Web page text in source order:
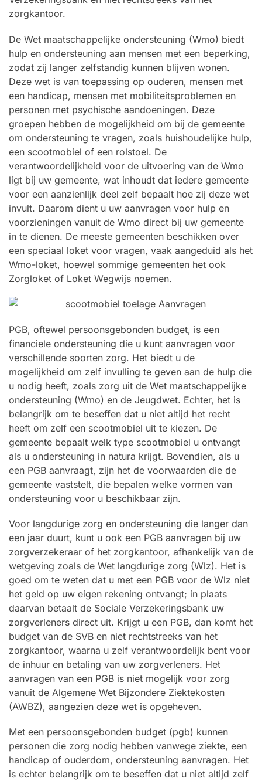
zorgkantoor.
De Wet maatschappelijke ondersteuning (Wmo) biedt
hulp en ondersteuning aan mensen met een beperking,
zodat zij langer zelfstandig kunnen blijven wonen.
Deze wet is van toepassing op ouderen, mensen met
een handicap, mensen met mobiliteitsproblemen en
personen met psychische aandoeningen. Deze
groepen hebben de mogelijkheid om bij de gemeente
om ondersteuning te vragen, zoals huishoudelijke hulp,
een scootmobiel of een rolstoel. De
verantwoordelijkheid voor de uitvoering van de Wmo
ligt bij uw gemeente, wat inhoudt dat iedere gemeente
voor een aanzienlijk deel zelf bepaalt hoe zij deze wet
invult. Daarom dient u uw aanvragen voor hulp en
voorzieningen vanuit de Wmo direct bij uw gemeente
in te dienen. De meeste gemeenten beschikken over
een speciaal loket voor vragen, vaak aangeduid als het
Wmo-loket, hoewel sommige gemeenten het ook
Zorgloket of Loket Wegwijs noemen.
PGB, oftewel persoonsgebonden budget, is een
financiele ondersteuning die u kunt aanvragen voor
verschillende soorten zorg. Het biedt u de
mogelijkheid om zelf invulling te geven aan de hulp die
u nodig heeft, zoals zorg uit de Wet maatschappelijke
ondersteuning (Wmo) en de Jeugdwet. Echter, het is
belangrijk om te beseffen dat u niet altijd het recht
heeft om zelf een scootmobiel uit te kiezen. De
gemeente bepaalt welk type scootmobiel u ontvangt
als u ondersteuning in natura krijgt. Bovendien, als u
een PGB aanvraagt, zijn het de voorwaarden die de
gemeente vaststelt, die bepalen welke vormen van
ondersteuning voor u beschikbaar zijn.
Voor langdurige zorg en ondersteuning die langer dan
een jaar duurt, kunt u ook een PGB aanvragen bij uw
zorgverzekeraar of het zorgkantoor, afhankelijk van de
wetgeving zoals de Wet langdurige zorg (Wlz). Het is
goed om te weten dat u met een PGB voor de Wlz niet
het geld op uw eigen rekening ontvangt; in plaats
daarvan betaalt de Sociale Verzekeringsbank uw
zorgverleners direct uit. Krijgt u een PGB, dan komt het
budget van de SVB en niet rechtstreeks van het
zorgkantoor, waarna u zelf verantwoordelijk bent voor
de inhuur en betaling van uw zorgverleners. Het
aanvragen van een PGB is niet mogelijk voor zorg
vanuit de Algemene Wet Bijzondere Ziektekosten
(AWBZ), aangezien deze wet is opgeheven.
Met een persoonsgebonden budget (pgb) kunnen
personen die zorg nodig hebben vanwege ziekte, een
handicap of ouderdom, ondersteuning aanvragen. Het
is echter belangrijk om te beseffen dat u niet altijd zelf